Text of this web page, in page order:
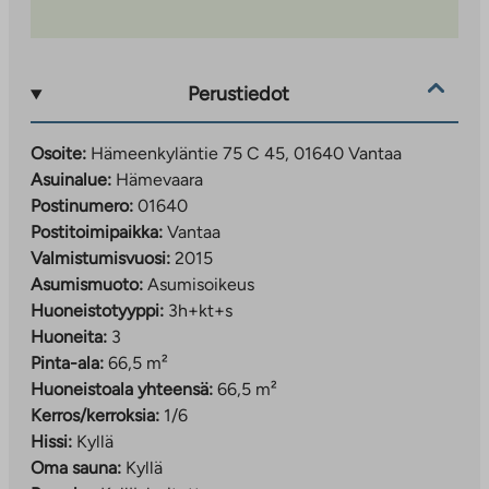
Perustiedot
Osoite: Hämeenkyläntie 75 C 45, 01640 Vantaa
Asuinalue: Hämevaara
Postinumero: 01640
Postitoimipaikka: Vantaa
Valmistumisvuosi: 2015
Asumismuoto: Asumisoikeus
Huoneistotyyppi: 3h+kt+s
Huoneita: 3
Pinta-ala: 66,5 m²
Huoneistoala yhteensä: 66,5 m²
Kerros/kerroksia: 1/6
Hissi: Kyllä
Oma sauna: Kyllä